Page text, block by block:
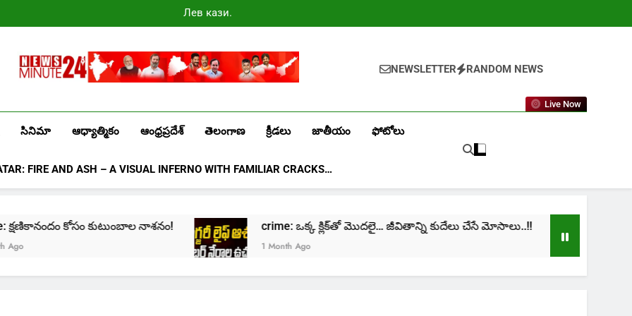
Лев казино
промокоды
Newsminute24
NEWSLETTER RANDOM NEWS
Live Now
సినిమా ఆధ్యాత్మికం ఆంధ్రప్రదేశ్ తెలంగాణ క్రీడలు జాతీయం ఫోటోలు
FIRE AND ASH – A VISUAL INFERNO WITH FAMILIAR CRACKS…
క్షణికానందం కోసం కుటుంబాల నాశనం! crime: ఒక్క క్లిక్‌తో మొదలై… జీవితాన్ని కుదేలు చేసే మోసాలు..!!
1 Month Ago